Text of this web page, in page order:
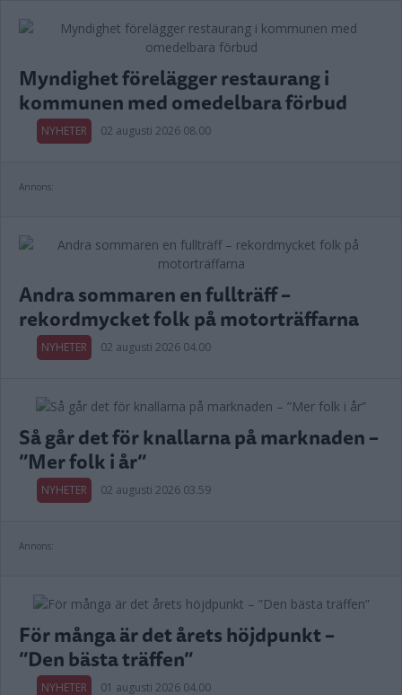
Myndighet förelägger restaurang i
kommunen med omedelbara förbud
NYHETER 02 augusti 2026 08.00
Annons:
Andra sommaren en fullträff –
rekordmycket folk på motorträffarna
NYHETER 02 augusti 2026 04.00
Så går det för knallarna på marknaden –
”Mer folk i år”
NYHETER 02 augusti 2026 03.59
Annons:
För många är det årets höjdpunkt –
”Den bästa träffen”
NYHETER 01 augusti 2026 04.00